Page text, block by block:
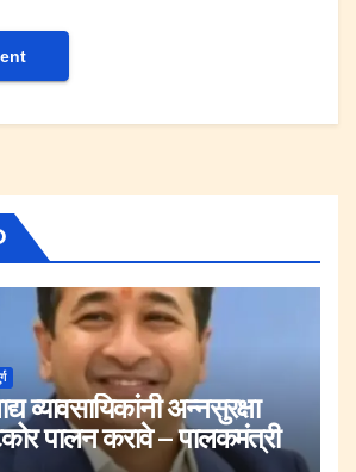
व्यावसायिकांनी अन्नसुरक्षा
पालन करावे – पालकमंत्री